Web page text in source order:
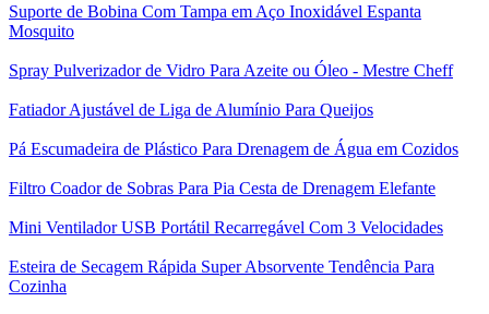
Suporte de Bobina Com Tampa em Aço Inoxidável Espanta
Mosquito
Spray Pulverizador de Vidro Para Azeite ou Óleo - Mestre Cheff
Fatiador Ajustável de Liga de Alumínio Para Queijos
Pá Escumadeira de Plástico Para Drenagem de Água em Cozidos
Filtro Coador de Sobras Para Pia Cesta de Drenagem Elefante
Mini Ventilador USB Portátil Recarregável Com 3 Velocidades
Esteira de Secagem Rápida Super Absorvente Tendência Para
Cozinha